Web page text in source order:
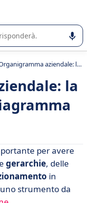
di un
Organigramma aziendale: la tua azienda in diagramma
la
aziendale?
per avere
gerarchie, delle
in
strumento da